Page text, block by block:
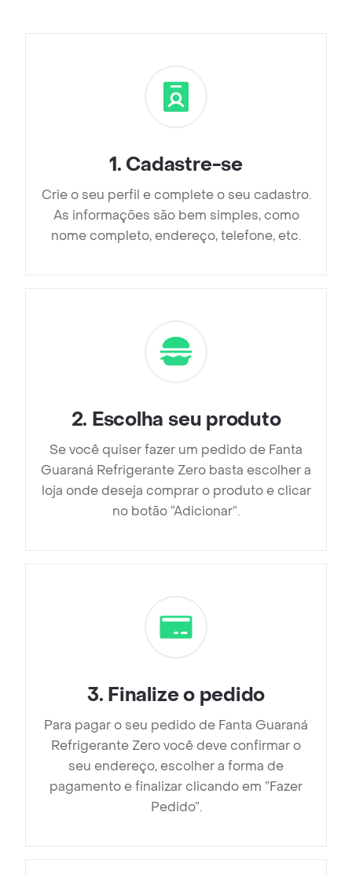
1. Cadastre-se
Crie o seu perfil e complete o seu cadastro.
As informações são bem simples, como
nome completo, endereço, telefone, etc.
2. Escolha seu produto
Se você quiser fazer um pedido de Fanta
Guaraná Refrigerante Zero basta escolher a
loja onde deseja comprar o produto e clicar
no botão “Adicionar”.
3. Finalize o pedido
Para pagar o seu pedido de Fanta Guaraná
Refrigerante Zero você deve confirmar o
seu endereço, escolher a forma de
pagamento e finalizar clicando em ”Fazer
Pedido”.